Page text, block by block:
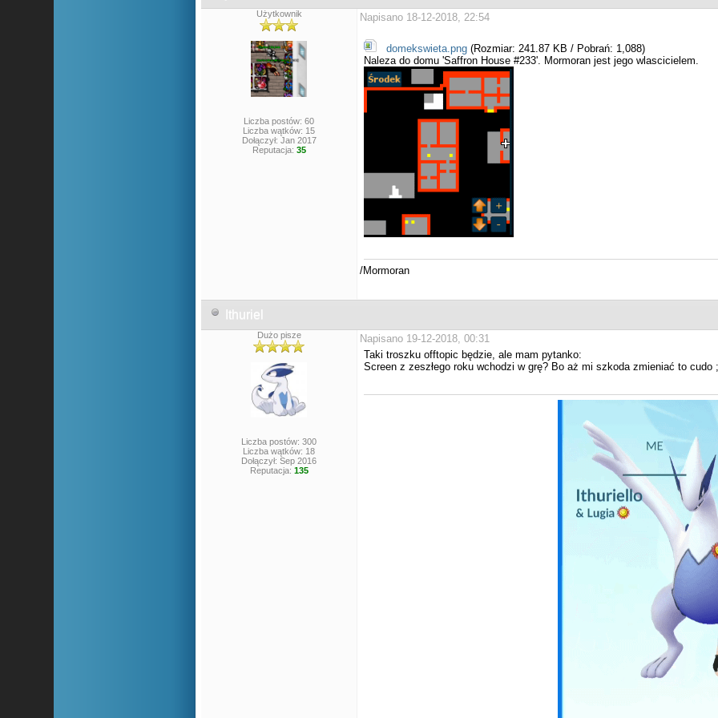
Użytkownik
Liczba postów: 60
Liczba wątków: 15
Dołączył: Jan 2017
Reputacja: 35
Napisano 18-12-2018, 22:54
domekswieta.png (Rozmiar: 241.87 KB / Pobrań: 1,088)
Naleza do domu 'Saffron House #233'. Mormoran jest jego wlascicielem.
/Mormoran
Ithuriel
Dużo pisze
Liczba postów: 300
Liczba wątków: 18
Dołączył: Sep 2016
Reputacja: 135
Napisano 19-12-2018, 00:31
Taki troszku offtopic będzie, ale mam pytanko:
Screen z zeszłego roku wchodzi w grę? Bo aż mi szkoda zmieniać to cudo